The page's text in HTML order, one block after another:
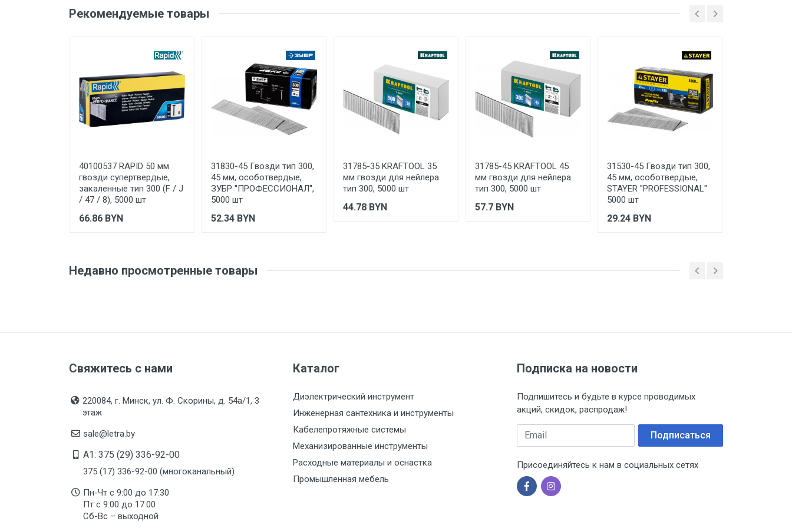
Тип используемого степлера
пневматический
Тип товара
гвозди для степлера
Материал
закаленная оцинкованная сталь
1 штука весит 0,69 килограмма.
Производитель и место
нахождения
Isaberg Rapid AB Швеция, Metallgatan 5 S-330 27 Hestra Sweden
Страна производства
Ваше сообщение
Отправить отзыв
Рекомендуемые товары
40100537 RAPID 50 мм
гвозди супертвердые,
закаленные тип 300 (F / J
/ 47 / 8), 5000 шт
66.86 BYN
31830-45 Гвозди тип 300,
45 мм, особотвердые,
ЗУБР ''ПРОФЕССИОНАЛ'',
5000 шт
52.34 BYN
31785-35 KRAFTOOL 35
мм гвозди для нейлера
тип 300, 5000 шт
44.78 BYN
31785-45 KRAFTOOL 45
мм гвозди для нейлера
тип 300, 5000 шт
57.7 BYN
31530-45 Гвозди тип 300,
45 мм, особотвердые,
STAYER ''PROFESSIONAL''
5000 шт
29.24 BYN
Недавно просмотренные товары
Свяжитесь с нами
220084, г. Минск, ул. Ф. Скорины, д. 54а/1, 3
этаж
sale@letra.by
A1: 375 (29) 336-92-00
375 (17) 336-92-00 (многоканальный)
Пн-Чт с 9:00 до 17:30
Пт с 9:00 до 17:00
Сб-Вс – выходной
Каталог
Диэлектрический инструмент
Инженерная сантехника и инструменты
Кабелепротяжные системы
Механизированные инструменты
Расходные материалы и оснастка
Промышленная мебель
Подписка на новости
Подпишитесь и будьте в курсе проводимых
акций, скидок, распродаж!
Email Подписаться
Присоединяйтесь к нам в социальных сетях